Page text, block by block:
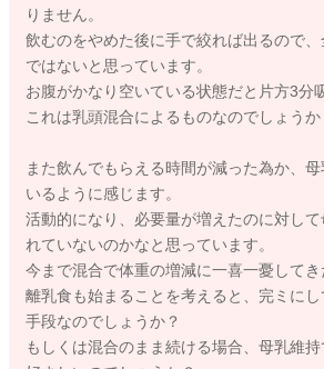
りません。
飲むのをやめた後に手で絞れば出るので
ではないと思っています。
お腹がかなり空いている状態だと片方3分
これは乳頭混合によるものなのでしょうか
また飲んでもらえる時間が減った為か、
いるように感じます。
活動的になり、必要量が増えたのに対し
れていないのかなと思っています。
今まで混合で体重の増減に一喜一憂して
離乳食も始まることを考えると、完ミに
手段なのでしょうか？
もしくは混合のまま続ける場合、母乳維